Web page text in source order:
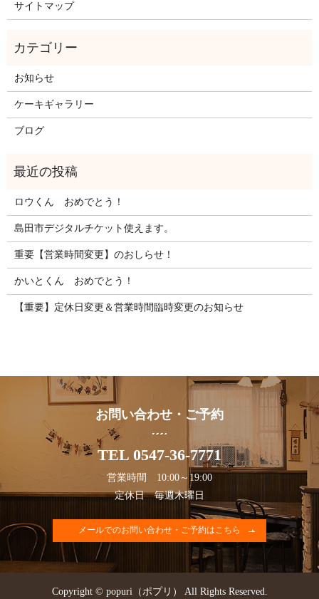
サイトマップ
お知らせ
ケーキギャラリー
ブログ
ロウくん おめでとう！
島田市デジタルチケット使えます。
重要【営業時間変更】のおしらせ！
かいとくん おめでとう！
【重要】定休日変更＆営業時間臨時変更のお知らせ
お問い合わせ・ご予約
TEL 0547-36-7771
営業時間 10:00～19:00
定休日 毎週木曜日
メールでのお問い合わせ・ご予約はこちら
Copyright © popuri（ポプリ） All Rights Reserved.